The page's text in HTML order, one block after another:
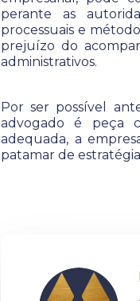
perante as
processuais e
prejuízo do
administrativos.
Por ser possível
advogado é peça
adequada, a
patamar de